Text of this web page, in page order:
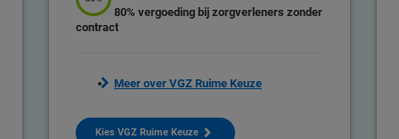
80% vergoeding bij zorgverleners zonder
contract
Meer over VGZ Ruime Keuze
Kies VGZ Ruime Keuze